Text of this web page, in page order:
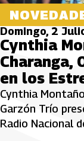
Domingo, 2
Cynthia
Charanga,
en los
Cynthia
Garzón Trío
Radio Nacional